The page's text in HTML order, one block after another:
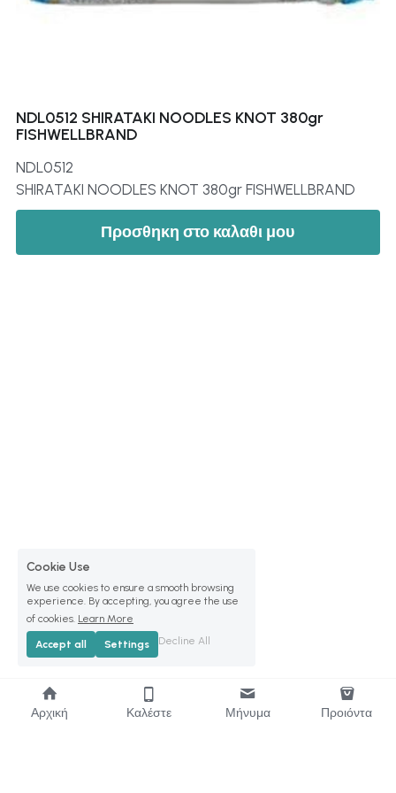
NDL0512 SHIRATAKI NOODLES KNOT 380gr
FISHWELLBRAND
NDL0512
SHIRATAKI NOODLES KNOT 380gr FISHWELLBRAND
Προσθηκη στο καλαθι μου
Αρχική Καλέστε Μήνυμα Προιόντα
Cookie Use
We use cookies to ensure a smooth browsing
experience. By accepting, you agree the use
of cookies. Learn More
Accept all Settings Decline All